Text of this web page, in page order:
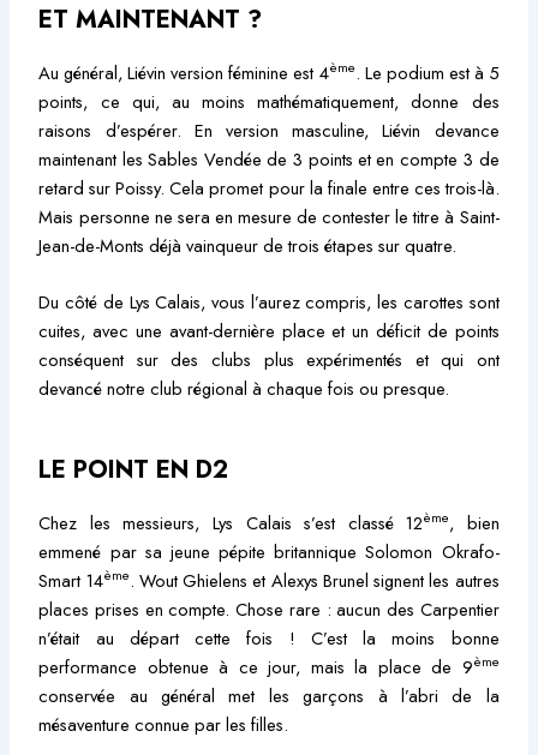
ET MAINTENANT ?
Au général, Liévin version féminine est 4ème. Le podium est à 5
points, ce qui, au moins mathématiquement, donne des
raisons d’espérer. En version masculine, Liévin devance
maintenant les Sables Vendée de 3 points et en compte 3 de
retard sur Poissy. Cela promet pour la finale entre ces trois-là.
Mais personne ne sera en mesure de contester le titre à Saint-
Jean-de-Monts déjà vainqueur de trois étapes sur quatre.
Du côté de Lys Calais, vous l’aurez compris, les carottes sont
cuites, avec une avant-dernière place et un déficit de points
conséquent sur des clubs plus expérimentés et qui ont
devancé notre club régional à chaque fois ou presque.
LE POINT EN D2
Chez les messieurs, Lys Calais s’est classé 12ème, bien
emmené par sa jeune pépite britannique Solomon Okrafo-
Smart 14ème. Wout Ghielens et Alexys Brunel signent les autres
places prises en compte. Chose rare : aucun des Carpentier
n’était au départ cette fois ! C’est la moins bonne
performance obtenue à ce jour, mais la place de 9ème
conservée au général met les garçons à l’abri de la
mésaventure connue par les filles.